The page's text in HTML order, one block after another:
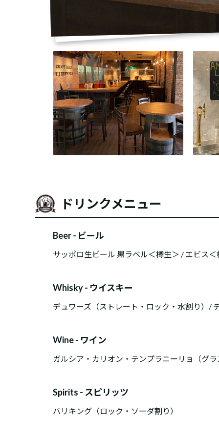
ドリンクメニュー
Beer - ビール
サッポロ生ビール 黒ラベル＜樽生＞ / エビス
Whisky - ウイスキー
デュワーズ（ストレート・ロック・水割り）/
Wine - ワイン
ガルシア・カリオン・テンプラニーリョ（グラ
Spirits - スピリッツ
バリキング（ロック・ソーダ割り）